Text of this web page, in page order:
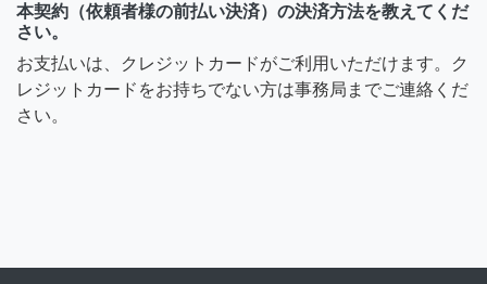
本契約（依頼者様の前払い決済）の決済方法を教えてくだ
さい。
お支払いは、クレジットカードがご利用いただけます。ク
レジットカードをお持ちでない方は事務局までご連絡くだ
さい。